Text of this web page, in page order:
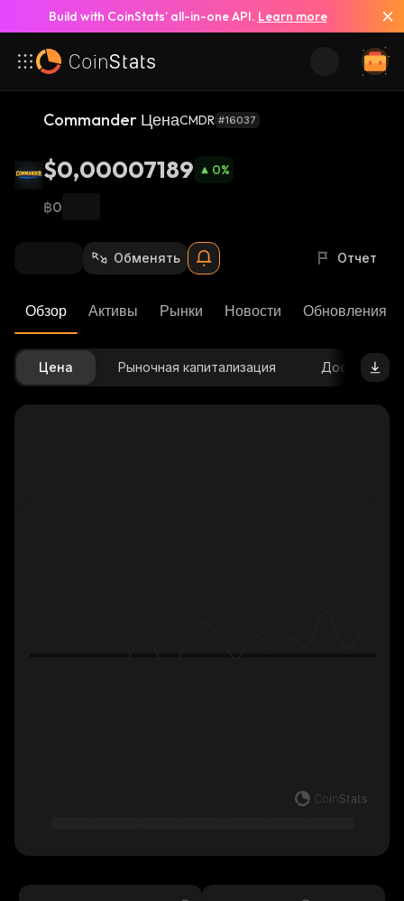
Build with CoinStats’ all-in-one API. Learn more
Commander ЦенаCMDR #16037
$0,00007189 0%
฿0
Обменять Отчет
Обзор Активы Рынки Новости Обновления
Цена Рыночная капитализация Доступное